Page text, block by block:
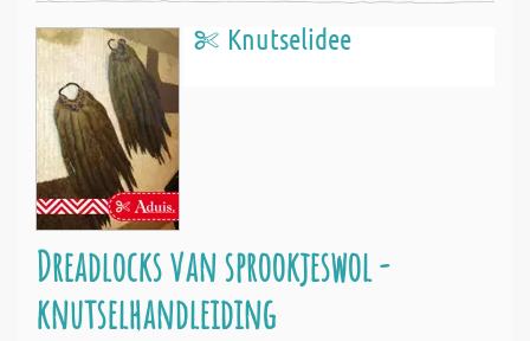
Knutselidee
Dreadlocks van sprookjeswol -
knutselhandleiding